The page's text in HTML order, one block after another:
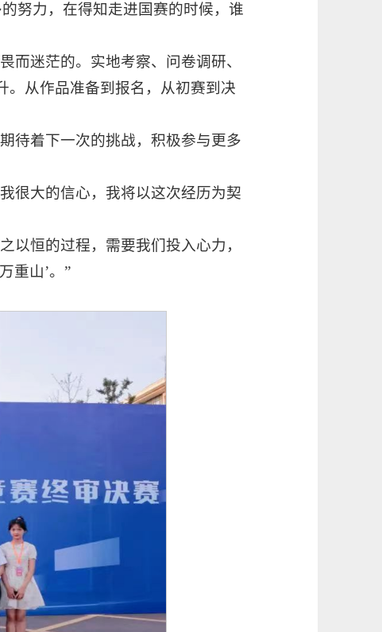
努力，在得知走进国赛的时候，谁
而迷茫的。实地考察、问卷调研、
。从作品准备到报名，从初赛到决
待着下一次的挑战，积极参与更多
很大的信心，我将以这次经历为契
以恒的过程，需要我们投入心力，
重山’。”